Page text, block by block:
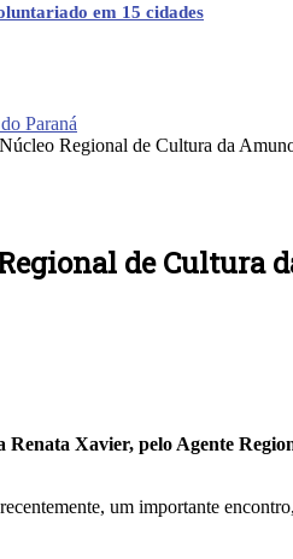
em 15 cidades
Paraná
Regional de Cultura da
de Cultura
Renata Xavier, pelo Agente
um importante